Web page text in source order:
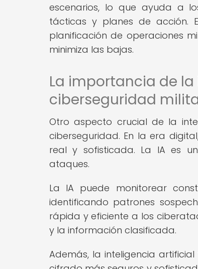
escenarios, lo que ayuda a
tácticas y planes de acción.
planificación de operaciones
minimiza las bajas.
La importancia de
ciberseguridad
Otro aspecto crucial de la
ciberseguridad. En la era
real y sofisticada. La IA es
ataques.
La IA puede monitorear
identificando patrones
rápida y eficiente a los
y la información clasificada.
Además, la inteligencia